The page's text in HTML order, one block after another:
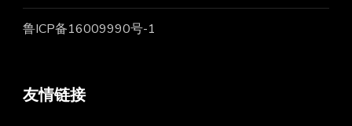
鲁ICP备16009990号-1
友情链接